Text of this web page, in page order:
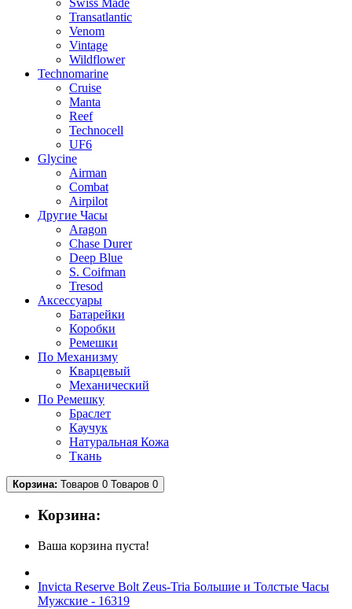
Transatlantic
Venom
Vintage
Wildflower
Technomarine
Cruise
Manta
Reef
Technocell
UF6
Glycine
Airman
Combat
Airpilot
Другие Часы
Aragon
Chase Durer
Deep Blue
S. Coifman
Tresod
Аксессуары
Батарейки
Коробки
Ремешки
По Механизму
Кварцевый
Механический
По Ремешку
Браслет
Каучук
Натуральная Кожа
Ткань
Корзина: Товаров 0 Товаров 0
Корзина:
Ваша корзина пуста!
Invicta Reserve Bolt Zeus-Tria Большие и Толстые Часы
Мужские - 16319